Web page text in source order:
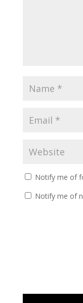
Notify me of
Notify me of